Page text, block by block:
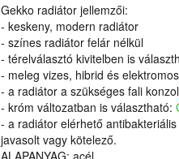
Gekko radiátor jellemzői:
- keskeny, modern radiátor
- színes radiátor felár nélkül
- térelválasztó kivitelben is
- meleg vizes, hibrid és
- a radiátor a szükséges fali
- króm változatban is választható:
- a radiátor elérhető
javasolt vagy kötelező.
ALAPANYAG: acél